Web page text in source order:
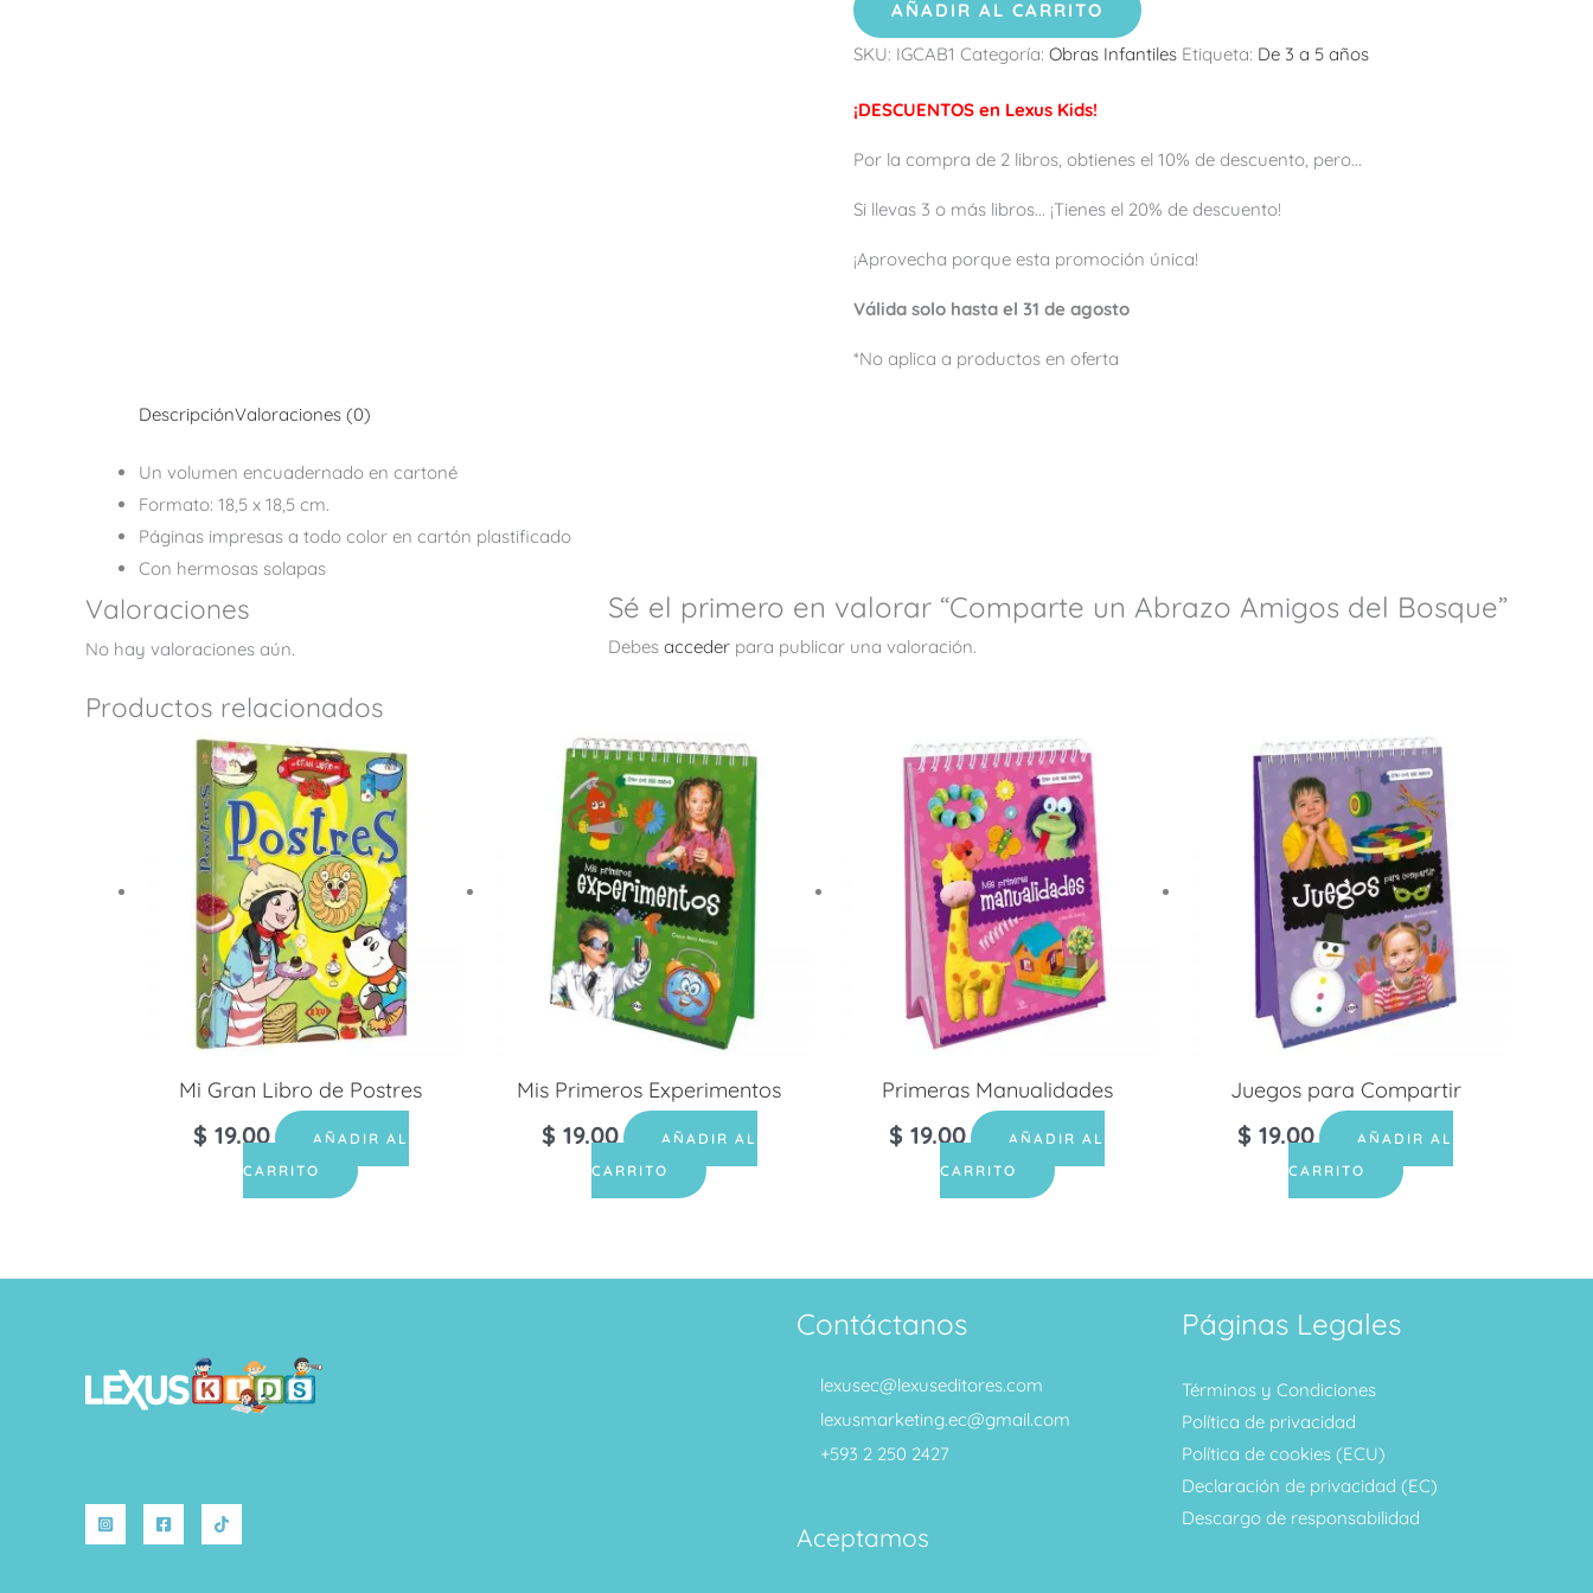
AÑADIR AL CARRITO
SKU: IGCAB1 Categoría: Obras Infantiles Etiqueta: De 3 a 5 años
¡DESCUENTOS en Lexus Kids!
Por la compra de 2 libros, obtienes el 10% de descuento, pero...
Si llevas 3 o más libros... ¡Tienes el 20% de descuento!
¡Aprovecha porque esta promoción única!
Válida solo hasta el 31 de agosto
*No aplica a productos en oferta
DescripciónValoraciones (0)
Un volumen encuadernado en cartoné
Formato: 18,5 x 18,5 cm.
Páginas impresas a todo color en cartón plastificado
Con hermosas solapas
Valoraciones
No hay valoraciones aún.
Sé el primero en valorar “Comparte un Abrazo Amigos del Bosque”
Debes acceder para publicar una valoración.
Productos relacionados
Mi Gran Libro de Postres
$ 19.00
AÑADIR AL
CARRITO
Mis Primeros Experimentos
$ 19.00
AÑADIR AL
CARRITO
Primeras Manualidades
$ 19.00
AÑADIR AL
CARRITO
Juegos para Compartir
$ 19.00
AÑADIR AL
CARRITO
Contáctanos
lexusec@lexuseditores.com
lexusmarketing.ec@gmail.com
+593 2 250 2427
Aceptamos
Páginas Legales
Términos y Condiciones
Política de privacidad
Política de cookies (ECU)
Declaración de privacidad (EC)
Descargo de responsabilidad